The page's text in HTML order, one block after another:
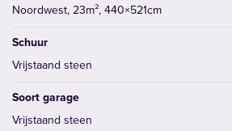
Noordwest, 23m², 440×521cm
Schuur
Vrijstaand steen
Soort garage
Vrijstaand steen